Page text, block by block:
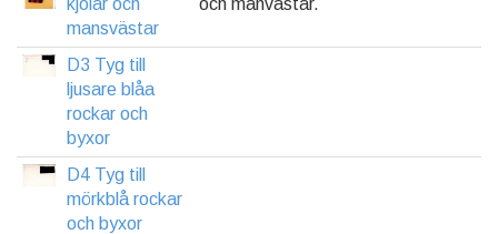
kjolar och
mansvästar
och manvästar.
D3 Tyg till
ljusare blåa
rockar och
byxor
D4 Tyg till
mörkblå rockar
och byxor